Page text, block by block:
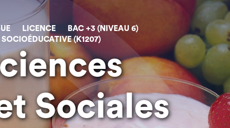
LICENCE
BAC +3 (NIVEAU 6)
SOCIOÉDUCATIVE (K1207)
Sociales